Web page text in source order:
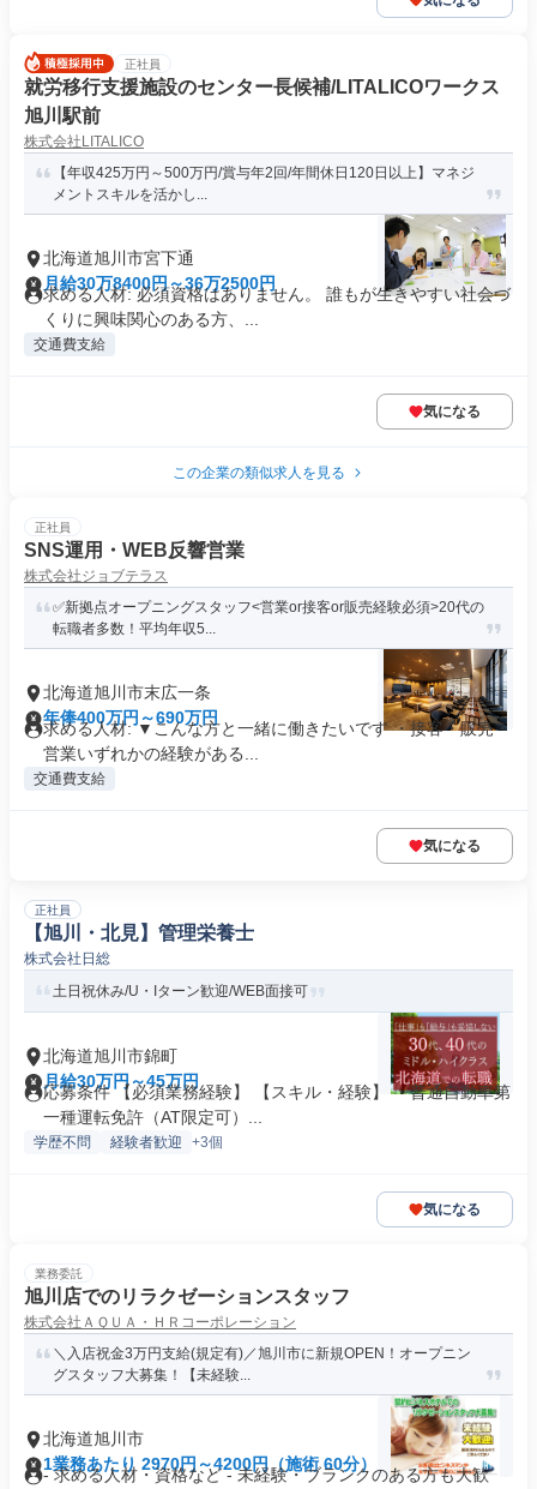
正社員
就労移行支援施設のセンター長候補/LITALICOワークス
旭川駅前
株式会社LITALICO
【年収425万円～500万円/賞与年2回/年間休日120日以上】マネジ
メントスキルを活かし...
北海道旭川市宮下通
月給30万8400円～36万2500円
求める人材: 必須資格はありません。 誰もが生きやすい社会づ
くりに興味関心のある方、...
交通費支給
気になる
この企業の類似求人を見る
正社員
SNS運用・WEB反響営業
株式会社ジョブテラス
✅新拠点オープニングスタッフ<営業or接客or販売経験必須>20代の
転職者多数！平均年収5...
北海道旭川市末広一条
年俸400万円～690万円
求める人材: ▼こんな方と一緒に働きたいです ・接客・販売・
営業いずれかの経験がある...
交通費支給
気になる
正社員
【旭川・北見】管理栄養士
株式会社日総
土日祝休み/U・Iターン歓迎/WEB面接可
北海道旭川市錦町
月給30万円～45万円
応募条件 【必須業務経験】 【スキル・経験】 ・普通自動車第
一種運転免許（AT限定可）...
学歴不問 経験者歓迎 +3個
気になる
業務委託
旭川店でのリラクゼーションスタッフ
株式会社ＡＱＵＡ・ＨＲコーポレーション
＼入店祝金3万円支給(規定有)／旭川市に新規OPEN！オープニン
グスタッフ大募集！【未経験...
北海道旭川市
1業務あたり 2970円～4200円（施術 60分）
- 求める人材・資格など - 未経験・ブランクのある方も大歓